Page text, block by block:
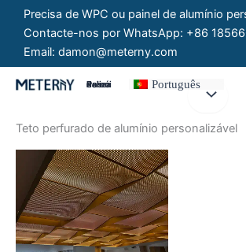
Saltar
conteúdo
Precisa de WPC ou painel de alumínio
Contacte-nos por WhatsApp: +86
Email: damon@meterny.com
Painéis Personalizados Português
Teto perfurado de alumínio personalizável